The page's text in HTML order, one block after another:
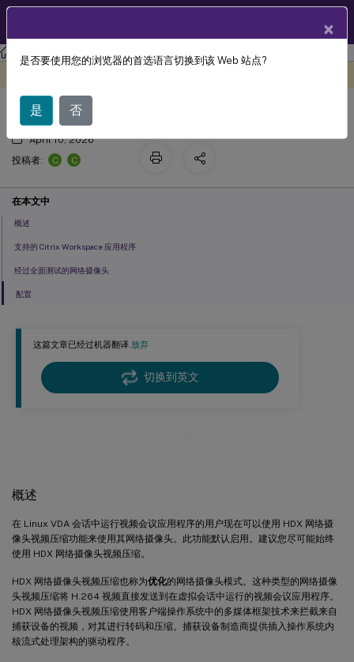
Linux 虚拟投递代理 Citrix Linux 虚拟投递代理 2210
这篇文章已经过机器翻译.放弃
切换到英文
概述
在 Linux VDA 会话中运行视频会议应用程序的用户现在可以使用 HDX 网络摄
像头视频压缩功能来使用其网络摄像头。此功能默认启用。建议您尽可能始终
使用 HDX 网络摄像头视频压缩。
HDX 网络摄像头视频压缩也称为优化的网络摄像头模式。这种类型的网络摄像
头视频压缩将 H.264 视频直接发送到在虚拟会话中运行的视频会议应用程序。
HDX 网络摄像头视频压缩使用客户端操作系统中的多媒体框架技术来拦截来自
捕获设备的视频，对其进行转码和压缩。捕获设备制造商提供插入操作系统内
核流式处理架构的驱动程序。
HDX ™网络摄像头视频压缩
April 10, 2026
投稿者:
C C
在本文中
概述
支持的 Citrix Workspace 应用程序
经过全面测试的网络摄像头
配置
×
是否要使用您的浏览器的首选语言切换到该 Web 站点?
是 否